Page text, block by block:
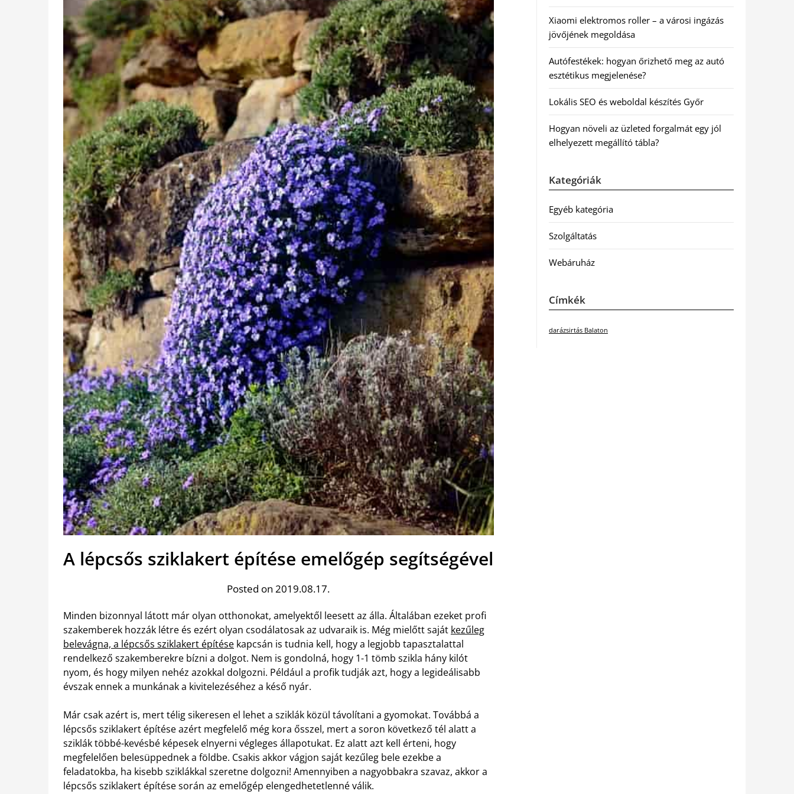
A lépcsős sziklakert építése emelőgép segítségével
Posted on 2019.08.17.
Minden bizonnyal látott már olyan otthonokat, amelyektől leesett az álla. Általában ezeket profi
szakemberek hozzák létre és ezért olyan csodálatosak az udvaraik is. Még mielőtt saját kezűleg
belevágna, a lépcsős sziklakert építése kapcsán is tudnia kell, hogy a legjobb tapasztalattal
rendelkező szakemberekre bízni a dolgot. Nem is gondolná, hogy 1-1 tömb szikla hány kilót
nyom, és hogy milyen nehéz azokkal dolgozni. Például a profik tudják azt, hogy a legideálisabb
évszak ennek a munkának a kivitelezéséhez a késő nyár.
Már csak azért is, mert télig sikeresen el lehet a sziklák közül távolítani a gyomokat. Továbbá a
lépcsős sziklakert építése azért megfelelő még kora ősszel, mert a soron következő tél alatt a
sziklák többé-kevésbé képesek elnyerni végleges állapotukat. Ez alatt azt kell érteni, hogy
megfelelően belesüppednek a földbe. Csakis akkor vágjon saját kezűleg bele ezekbe a
feladatokba, ha kisebb sziklákkal szeretne dolgozni! Amennyiben a nagyobbakra szavaz, akkor a
lépcsős sziklakert építése során az emelőgép elengedhetetlenné válik.
Xiaomi elektromos roller – a városi ingázás
jövőjének megoldása
Autófestékek: hogyan őrizhető meg az autó
esztétikus megjelenése?
Lokális SEO és weboldal készítés Győr
Hogyan növeli az üzleted forgalmát egy jól
elhelyezett megállító tábla?
Kategóriák
Egyéb kategória
Szolgáltatás
Webáruház
Címkék
darázsirtás Balaton